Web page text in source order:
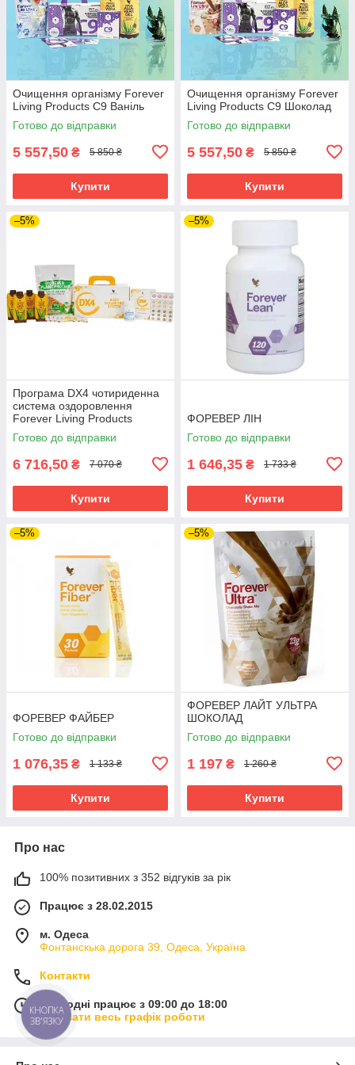
Очищення організму Forever
Living Products С9 Ваніль
Готово до відправки
5 557,50 ₴ 5 850 ₴
Купити
Очищення організму Forever
Living Products С9 Шоколад
Готово до відправки
5 557,50 ₴ 5 850 ₴
Купити
–5%
Програма DX4 чотириденна
система оздоровлення
Forever Living Products
(Форевера)
Готово до відправки
6 716,50 ₴ 7 070 ₴
Купити
–5%
ФОРЕВЕР ЛІН
Готово до відправки
1 646,35 ₴ 1 733 ₴
Купити
–5%
ФОРЕВЕР ФАЙБЕР
Готово до відправки
1 076,35 ₴ 1 133 ₴
Купити
–5%
ФОРЕВЕР ЛАЙТ УЛЬТРА
ШОКОЛАД
Готово до відправки
1 197 ₴ 1 260 ₴
Купити
Про нас
100% позитивних з 352 відгуків за рік
Працює з 28.02.2015
м. Одеса
Фонтанскька дорога 39, Одеса, Україна
Контакти
Сьогодні працює з 09:00 до 18:00
Показати весь графік роботи
КНОПКА
ЗВ'ЯЗКУ